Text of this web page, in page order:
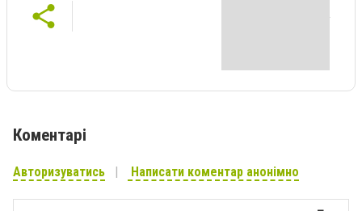
Коментарі
Авторизуватись Написати коментар анонімно